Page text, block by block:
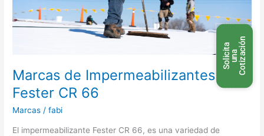
Marcas de Impermeabilizantes:
Fester CR 66
Marcas /fabi
El impermeabilizante Fester CR 66, es una variedad de
S
o
l
i
c i
t
a
u
n a
C
o
t
i
z
a
c
i
ó n